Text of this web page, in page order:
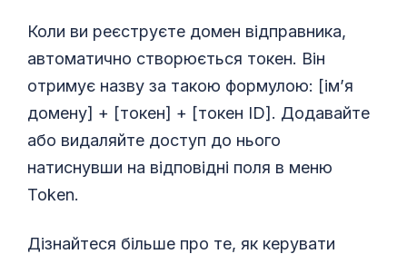
Коли ви реєструєте домен відправника,
автоматично створюється токен. Він
отримує назву за такою формулою: [ім’я
домену] + [токен] + [токен ID]. Додавайте
або видаляйте доступ до нього
натиснувши на відповідні поля в меню
Token.
Дізнайтеся більше про те, як керувати